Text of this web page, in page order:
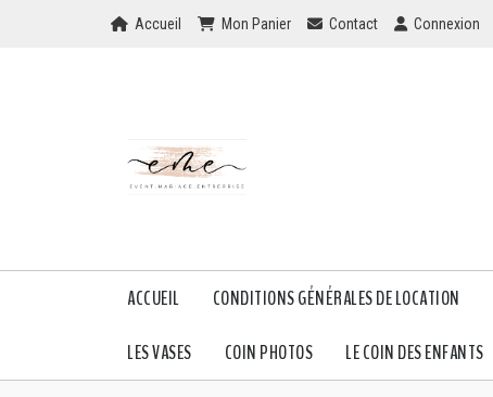
Home
Accueil Mon Panier
Mon Panier Checkout
Contact Checkout
Connexion
ACCUEIL CONDITIONS GÉNÉRALES DE LOCATION
LES VASES COIN PHOTOS LE COIN DES ENFANTS